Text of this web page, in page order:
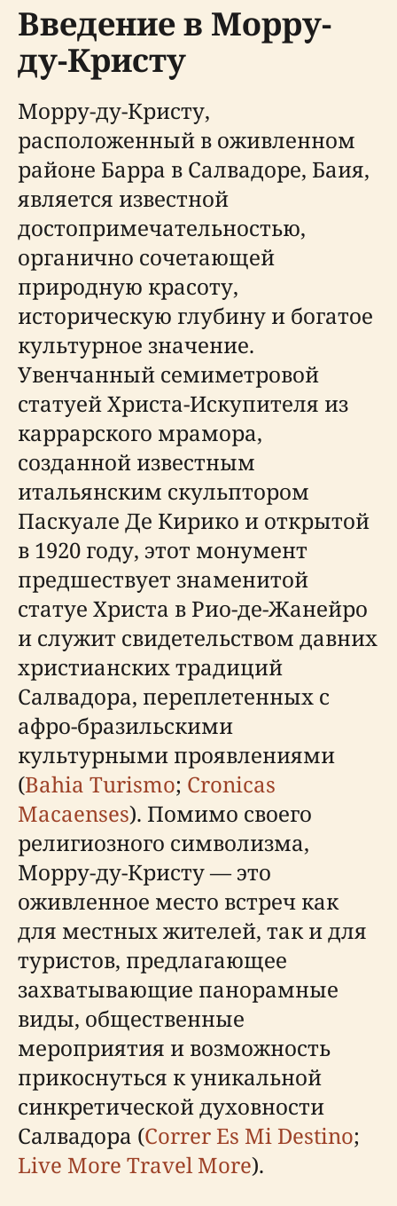
Введение в Морру-
ду-Кристу
Морру-ду-Кристу,
расположенный в оживленном
районе Барра в Салвадоре, Баия,
является известной
достопримечательностью,
органично сочетающей
природную красоту,
историческую глубину и богатое
культурное значение.
Увенчанный семиметровой
статуей Христа-Искупителя из
каррарского мрамора,
созданной известным
итальянским скульптором
Паскуале Де Кирико и открытой
в 1920 году, этот монумент
предшествует знаменитой
статуе Христа в Рио-де-Жанейро
и служит свидетельством давних
христианских традиций
Салвадора, переплетенных с
афро-бразильскими
культурными проявлениями
(Bahia Turismo; Cronicas
Macaenses). Помимо своего
религиозного символизма,
Морру-ду-Кристу — это
оживленное место встреч как
для местных жителей, так и для
туристов, предлагающее
захватывающие панорамные
виды, общественные
мероприятия и возможность
прикоснуться к уникальной
синкретической духовности
Салвадора (Correr Es Mi Destino;
Live More Travel More).